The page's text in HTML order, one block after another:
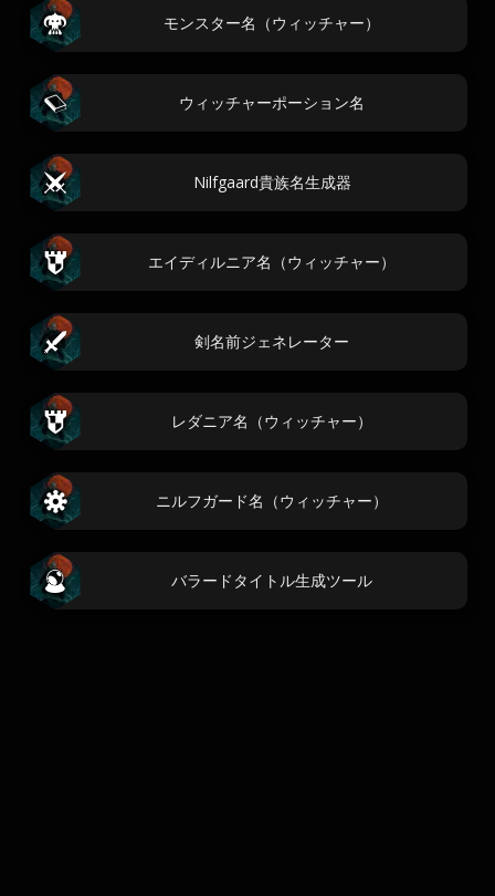
モンスター名（ウィッチャー）
ウィッチャーポーション名
Nilfgaard貴族名生成器
エイディルニア名（ウィッチャー）
剣名前ジェネレーター
レダニア名（ウィッチャー）
ニルフガード名（ウィッチャー）
バラードタイトル生成ツール